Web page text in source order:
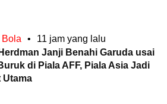
Bola •
11 jam yang lalu
Janji Benahi Garuda usai
di Piala AFF, Piala Asia Jadi
Utama